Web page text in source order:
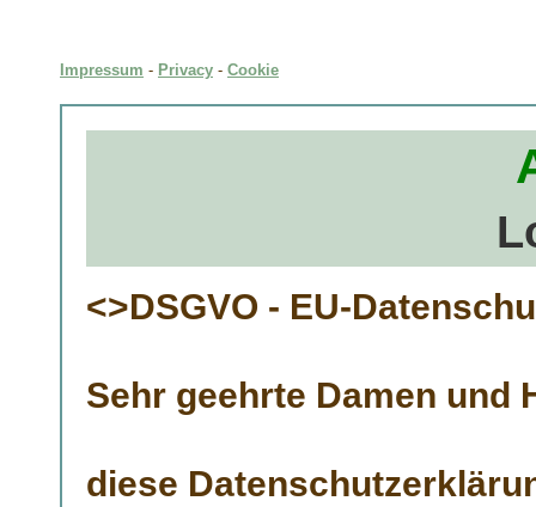
Impressum - Privacy - Cookie
<>DSGVO - EU-
Sehr geehrte Damen und
diese